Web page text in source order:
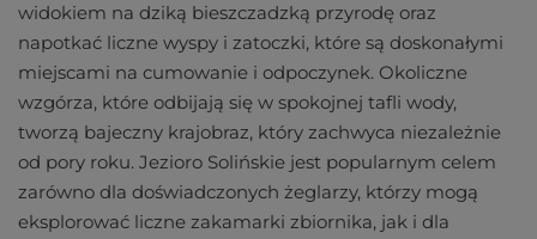
widokiem na dziką bieszczadzką przyrodę oraz
napotkać liczne wyspy i zatoczki, które są doskonałymi
miejscami na cumowanie i odpoczynek. Okoliczne
wzgórza, które odbijają się w spokojnej tafli wody,
tworzą bajeczny krajobraz, który zachwyca niezależnie
od pory roku. Jezioro Solińskie jest popularnym celem
zarówno dla doświadczonych żeglarzy, którzy mogą
eksplorować liczne zakamarki zbiornika, jak i dla